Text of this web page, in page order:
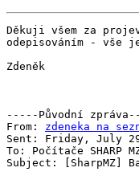
Děkuji všem za
odepisováním - vše
Zdeněk
-----Původní
From: zdeneka na
Sent: Friday, July
To: Počítače SHARP
Subject: [SharpMZ]